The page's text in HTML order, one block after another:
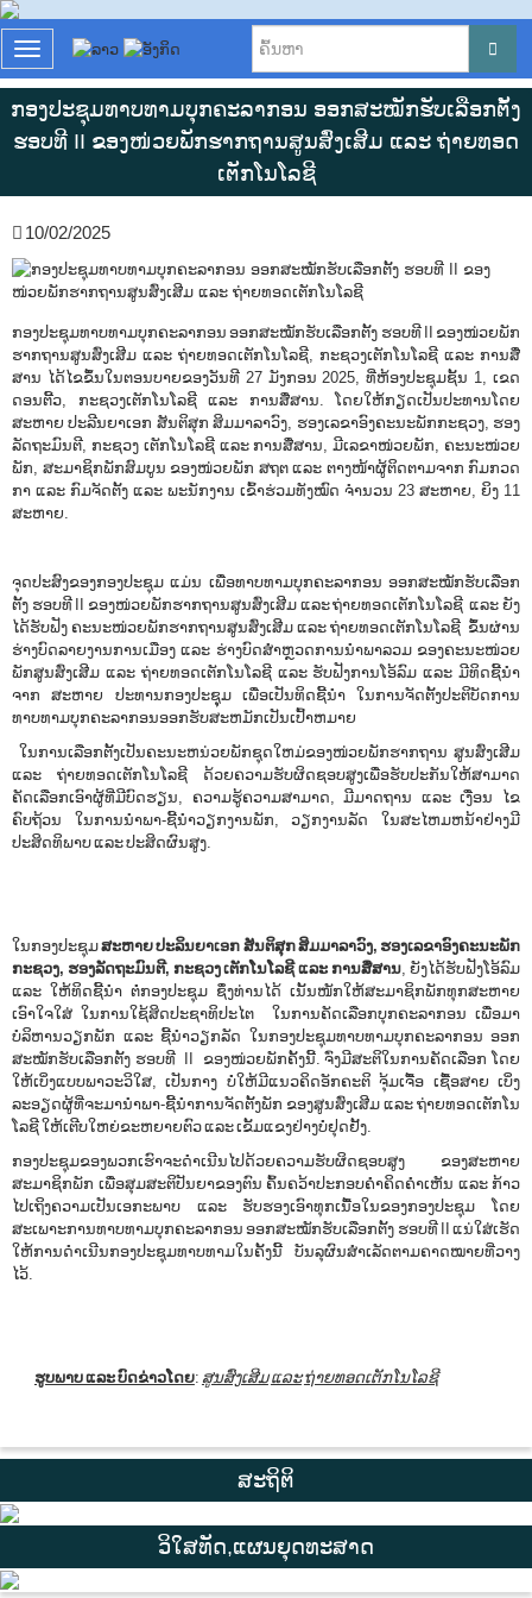
T
o
g
l
v
g
a
ກອງປະຊຸມທາບທາມບຸກຄະລາກອນ ອອກສະໝັກຮັບເລືອກຕັ້ງ
ຮອບທີ II ຂອງໜ່ວຍພັກຮາກຖານສູນສົ່ງເສີມ ແລະ ຖ່າຍທອດ
ເຕັກໂນໂລຊີ
10/02/2025
ກອງປະຊຸມທາບທາມບຸກຄະລາກອນ ອອກສະໝັກຮັບເລືອກຕັ້ງ ຮອບທີ II ຂອງໜ່ວຍພັກ
ຮາກຖານສູນສົ່ງເສີມ ແລະ ຖ່າຍທອດເຕັກໂນໂລຊີ, ກະຊວງເຕັກໂນໂລຊີ ແລະ ການສື່
ສານ ໄດ້ໄຂຂຶ້ນໃນຕອນບາຍຂອງວັນທີ 27 ມັງກອນ 2025, ທີ່ຫ້ອງປະຊຸມຊັ້ນ 1, ເຂດ
ດອນຕີ້ວ, ກະຊວງເຕັກໂນໂລຊີ ແລະ ການສື່ສານ. ໂດຍໃຫ້ກຽດເປັນປະທານໂດຍ
ສະຫາຍ ປະລີນຍາເອກ ສັນຕິສຸກ ສິມມາລາວົງ, ຮອງເລຂາອົງຄະນະພັກກະຊວງ, ຮອງ
ລັດຖະມົນຕີ, ກະຊວງ ເຕັກໂນໂລຊີ ແລະ ການສື່ສານ, ມີເລຂາໜ່ວຍພັກ, ຄະນະໜ່ວຍ
ພັກ, ສະມາຊິກພັກສົມບູນ ຂອງໜ່ວຍພັກ ສຖຕ ແລະ ຕາງໜ້າຜູ້ຕິດຕາມຈາກ ກົມກວດ
ກາ ແລະ ກົມຈັດຕັ້ງ ແລະ ພະນັກງານ ເຂົ້າຮ່ວມທັງໝົດ ຈຳນວນ 23 ສະຫາຍ, ຍິງ 11
ສະຫາຍ.
ຈຸດປະສົງຂອງກອງປະຊຸມ ແມ່ນ ເພື່ອທາບທາມບຸກຄະລາກອນ ອອກສະໝັກຮັບເລືອກ
ຕັ້ງ ຮອບທີ II ຂອງໜ່ວຍພັກຮາກຖານສູນສົ່ງເສີມ ແລະ ຖ່າຍທອດເຕັກໂນໂລຊີ ແລະ ຍັງ
ໄດ້ຮັບຟັງ ຄະນະໜ່ວຍພັກຮາກຖານສູນສົ່ງ​ເສີມ​ ແລະ ຖ່າຍທອດເຕັກໂນໂລຊີ ຂຶ້ນຜ່ານ
ຮ່າງບົດລາຍງານການເມືອງ ແລະ ຮ່າງບົດສຳຫຼວດການນຳພາລວມ ຂອງຄະນະໜ່ວຍ
ພັກສູນສົ່ງເສີມ ແລະ ຖ່າຍທອດເຕັກໂນໂລຊີ ແລະ ຮັບຟັງການໂອ້ລົມ ແລະ ມີທິດຊີ້ນຳ
ຈາກ ສະຫາຍ ປະທານກອງປະຊຸຸມ ເພື່ອເປັນທິດຊີ້ນໍາ ໃນການຈັດຕັ້ງປະຕິບັດການ
ທາບທາມບຸກຄະລາກອນອອກຮັບສະຫມັກເປັນເປົ້າຫມາຍ
ໃນການເລືອກຕັ້ງເປັນຄະນະຫນ່ວຍພັກຊຸດໃຫມ່ຂອງໜ່ວຍພັກຮາກຖານ ສູນສົ່ງເສີມ
ແລະ ຖ່າຍທອດເຕັກໂນໂລຊີ ດ້ວຍຄວາມຮັບຜິດຊອບສູງເພື່ອຮັບປະກັນໃຫ້ສາມາດ
ຄັດເລືອກເອົາຜູ້ທີ່ມີບົດຮຽນ, ຄວາມຮູ້ຄວາມສາມາດ, ມີມາດຖານ ແລະ ເງື່ອນ ໄຂ
ຄົບຖ້ວນ ໃນການນຳພາ-ຊີ້ນຳວຽກງານພັກ, ວຽກງານລັດ ໃນສະໄຫມຫນ້າຢ່າງມີ
ປະສິດທິພາບ ແລະ ປະສິດຜົນສູງ.
ໃນກອງປະຊຸມສະຫາຍ ປະລິນຍາເອກ ສັນຕິສຸກ ສິມມາລາວົງ, ຮອງເລຂາອົງຄະນະພັກ
ກະຊວງ, ຮອງລັດຖະມົນຕີ, ກະຊວງ ເຕັກໂນໂລຊີ ແລະ ການສື່ສານ, ຍັງໄດ້ຮັບຟັງໂອ້ລົມ
ແລະ ໃຫ້ທິດຊີ້ນໍາ ຕໍ່ກອງປະຊຸມ ຊຶ່ງທ່ານໄດ້ ເນັ້ນໜັກໃຫ້ສະມາຊິກພັກທຸກສະຫາຍ
ເອົາໃຈໃສ່ ໃນການໃຊ້ສິດປະຊາທິປະໄຕ ໃນການຄັດເລືອກບຸກຄະລາກອນ ເພື່ອມາ
ບໍລິຫານວຽກພັກ ແລະ ຊີ້ນຳວຽກລັດ ໃນກອງປະຊຸມທາບທາມບຸກຄະລາກອນ ອອກ
ສະໝັກຮັບເລືອກຕັ້ງ ຮອບທີ II ຂອງໜ່ວຍພັກຄັ້ງນີ້. ຈົ່ງມີສະຕິໃນການຄັດເລືອກ ໂດຍ
ໃຫ້ເບິ່ງແບບພາວະວິໃສ, ເປັນກາງ ບໍ່ໃຫ້ມີແນວຄິດອັກຄະຕິ ຈຸ້ມເຈື້ອ ເຊື້ອສາຍ ເບິ່ງ
ລະອຽດຜູ້ທີ່ຈະມານຳພາ-ຊີ້ນຳການຈັດຕັ້ງພັກ ຂອງສູນສົ່ງເສີມ ແລະ ຖ່າຍທອດເຕັກໂນ
ໂລຊີ ໃຫ້ເຕີບໃຫຍ່ຂະຫຍາຍຕົວ ແລະ ເຂັ້ມແຂງຢ່າງບໍ່ຢຸດຢັ້ງ.
ກອງປະຊຸມຂອງພວກເຮົາຈະດຳເນີນໄປດ້ວຍຄວາມຮັບຜິດຊອບສູງ ຂອງສະຫາຍ
ສະມາຊິກພັກ ເພື່ອສຸມສະຕິປັນຍາຂອງຕົນ ຄົ້ນຄວ້າປະກອບຄຳຄິດຄຳເຫັນ ແລະ ກ້າວ
ໄປເຖິງຄວາມເປັນເອກະພາບ ແລະ ຮັບຮອງເອົາທຸກເນື້ອໃນຂອງກອງປະຊຸມ ໂດຍ
ສະເພາະການທາບທາມບຸກຄະລາກອນ ອອກສະໝັກຮັບເລືອກຕັ້ງ ຮອບທີ II ແນ່ໃສ່ເຮັດ
ໃຫ້ການດຳເນີນກອງປະຊຸມທາບທາມໃນຄັ້ງນີ້ ບັນລຸຜົນສຳເລັດຕາມຄາດໝາຍທີ່ວາງ
ໄວ້.
ຮູບພາບ ແລະ ບົດຂ່າວໂດຍ: ສູນສົ່ງເສີມ ແລະຖ່າຍທອດເຕັກໂນໂລຊີ
ສະຖິຕິ
ວິໃສທັດ,ແຜນຍຸດທະສາດ